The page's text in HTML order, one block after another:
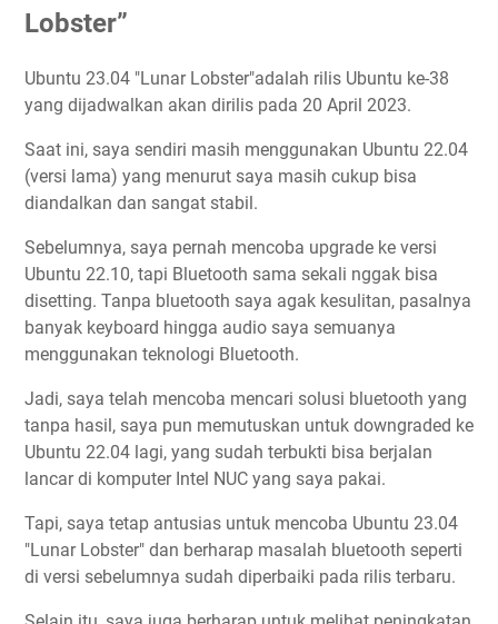
Lobster”
Ubuntu 23.04 "Lunar Lobster"adalah rilis Ubuntu ke-38
yang dijadwalkan akan dirilis pada 20 April 2023.
Saat ini, saya sendiri masih menggunakan Ubuntu 22.04
(versi lama) yang menurut saya masih cukup bisa
diandalkan dan sangat stabil.
Sebelumnya, saya pernah mencoba upgrade ke versi
Ubuntu 22.10, tapi Bluetooth sama sekali nggak bisa
disetting. Tanpa bluetooth saya agak kesulitan, pasalnya
banyak keyboard hingga audio saya semuanya
menggunakan teknologi Bluetooth.
Jadi, saya telah mencoba mencari solusi bluetooth yang
tanpa hasil, saya pun memutuskan untuk downgraded ke
Ubuntu 22.04 lagi, yang sudah terbukti bisa berjalan
lancar di komputer Intel NUC yang saya pakai.
Tapi, saya tetap antusias untuk mencoba Ubuntu 23.04
"Lunar Lobster" dan berharap masalah bluetooth seperti
di versi sebelumnya sudah diperbaiki pada rilis terbaru.